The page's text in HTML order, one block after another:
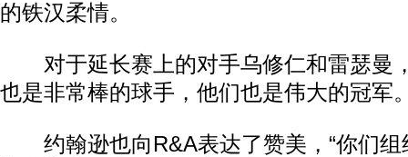
的铁汉柔情。
对于延长赛上的对手乌修仁和雷瑟曼
也是非常棒的球手，他们也是伟大的冠军
约翰逊也向R&A表达了赞美，“你们组